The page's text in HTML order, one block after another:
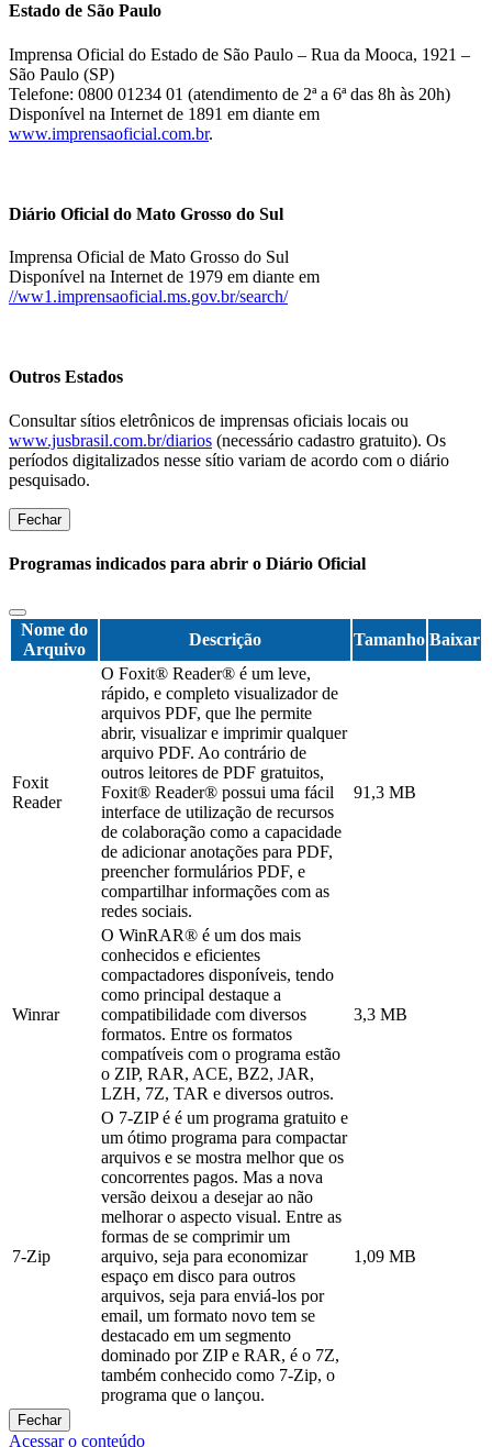
Estado de São Paulo
Imprensa Oficial do Estado de São Paulo – Rua da Mooca, 1921 –
São Paulo (SP)
Telefone: 0800 01234 01 (atendimento de 2ª a 6ª das 8h às 20h)
Disponível na Internet de 1891 em diante em
www.imprensaoficial.com.br.
Diário Oficial do Mato Grosso do Sul
Imprensa Oficial de Mato Grosso do Sul
Disponível na Internet de 1979 em diante em
//ww1.imprensaoficial.ms.gov.br/search/
Outros Estados
Consultar sítios eletrônicos de imprensas oficiais locais ou
www.jusbrasil.com.br/diarios (necessário cadastro gratuito). Os
períodos digitalizados nesse sítio variam de acordo com o diário
pesquisado.
Fechar
Programas indicados para abrir o Diário Oficial
Nome do
Arquivo
Descrição Tamanho Baixar
Foxit
Reader
O Foxit® Reader® é um leve,
rápido, e completo visualizador de
arquivos PDF, que lhe permite
abrir, visualizar e imprimir qualquer
arquivo PDF. Ao contrário de
outros leitores de PDF gratuitos,
Foxit® Reader® possui uma fácil
interface de utilização de recursos
de colaboração como a capacidade
de adicionar anotações para PDF,
preencher formulários PDF, e
compartilhar informações com as
redes sociais.
91,3 MB
Winrar
O WinRAR® é um dos mais
conhecidos e eficientes
compactadores disponíveis, tendo
como principal destaque a
compatibilidade com diversos
formatos. Entre os formatos
compatíveis com o programa estão
o ZIP, RAR, ACE, BZ2, JAR,
LZH, 7Z, TAR e diversos outros.
3,3 MB
7-Zip
O 7-ZIP é é um programa gratuito e
um ótimo programa para compactar
arquivos e se mostra melhor que os
concorrentes pagos. Mas a nova
versão deixou a desejar ao não
melhorar o aspecto visual. Entre as
formas de se comprimir um
arquivo, seja para economizar
espaço em disco para outros
arquivos, seja para enviá-los por
email, um formato novo tem se
destacado em um segmento
dominado por ZIP e RAR, é o 7Z,
também conhecido como 7-Zip, o
programa que o lançou.
1,09 MB
Fechar
Acessar o conteúdo